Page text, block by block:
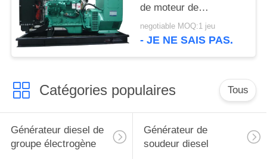
de moteur de
générateur de la
performance 50kw
negotiable MOQ:1 jeu
- JE NE SAIS PAS.
Catégories populaires Tous
Générateur diesel de
groupe électrogène
Générateur de
soudeur diesel